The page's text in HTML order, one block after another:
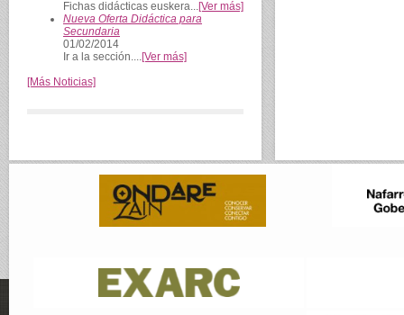
Fichas didácticas euskera...[Ver más]
Nueva Oferta Didáctica para
Secundaria
01/02/2014
Ir a la sección....[Ver más]
[Más Noticias]